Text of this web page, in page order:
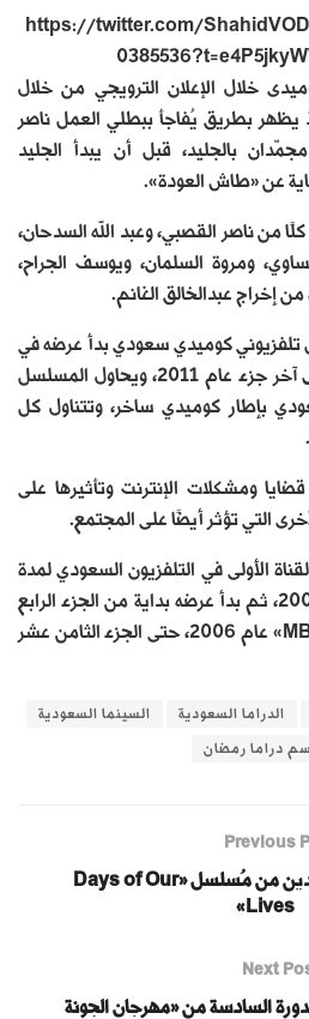
https://twitter.com/
خلال الإعلان الترويجي من خلال
يظهر بطريق يُفاجأ ببطلي العمل ناصر
بالجليد، قبل أن يبدأ الجليد
عن «طاش العودة».
من ناصر القصبي، وعبد الله السدحان،
ومروة السلمان، ويوسف الجراح،
إخراج عبدالخالق الغانم.
كوميدي سعودي بدأ عرضه في
شهر فبراير عام 1993، وعُرض آخر جزء عام 2011، ويحاول المسلسل
بإطار كوميدي ساخر، وتتناول كل
ومشكلات الإنترنت وتأثيرها على
التي تؤثر أيضًا على المجتمع.
الأولى في التلفزيون السعودي لمدة
13 عامًا متواصلة حتى عام 2005، ثم بدأ عرضه بداية من الجزء الرابع
العاشر على شاشة فضائية «MBC» عام 2006، حتى الجزء الثامن عشر
الدراما السعودية السينما السعودية
دراما رمضان
Previous
بدء إنتاج جزئين جديدين من مُسلسل «Days of Our
Lives»
Next
السادسة من «مهرجان الجونة